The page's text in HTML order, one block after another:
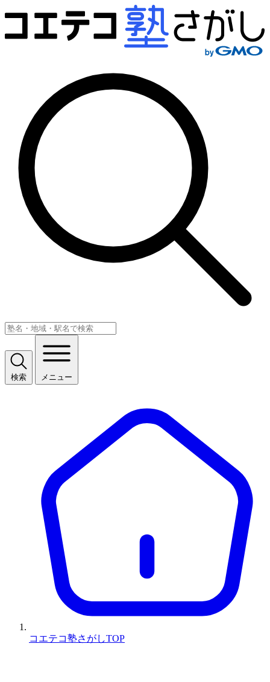
検索 メニュー
コエテコ塾さがしTOP